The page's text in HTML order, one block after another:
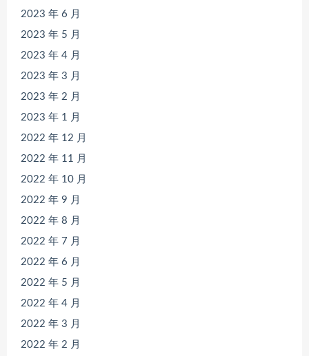
2023 年 6 月
2023 年 5 月
2023 年 4 月
2023 年 3 月
2023 年 2 月
2023 年 1 月
2022 年 12 月
2022 年 11 月
2022 年 10 月
2022 年 9 月
2022 年 8 月
2022 年 7 月
2022 年 6 月
2022 年 5 月
2022 年 4 月
2022 年 3 月
2022 年 2 月